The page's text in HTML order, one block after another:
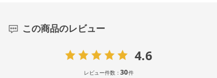
この商品のレビュー
4.6
レビュー件数：30件